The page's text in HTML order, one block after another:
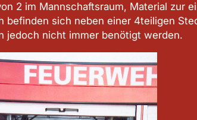
2 im Mannschaftsraum, Material zur
befinden sich neben einer 4teiligen
jedoch nicht immer benötigt werden.